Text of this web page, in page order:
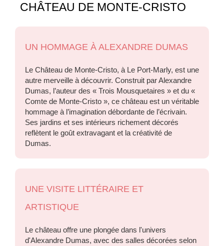
CHÂTEAU DE MONTE-CRISTO
UN HOMMAGE À ALEXANDRE DUMAS
Le Château de Monte-Cristo, à Le Port-Marly, est une
autre merveille à découvrir. Construit par Alexandre
Dumas, l’auteur des « Trois Mousquetaires » et du «
Comte de Monte-Cristo », ce château est un véritable
hommage à l’imagination débordante de l’écrivain.
Ses jardins et ses intérieurs richement décorés
reflètent le goût extravagant et la créativité de
Dumas.
UNE VISITE LITTÉRAIRE ET
ARTISTIQUE
Le château offre une plongée dans l'univers
d'Alexandre Dumas, avec des salles décorées selon